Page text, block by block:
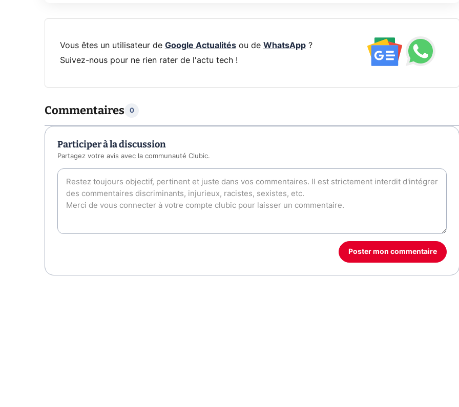
Vous êtes un utilisateur de Google Actualitésou de WhatsApp?
Suivez-nous pour ne rien rater de l'actu tech !
Commentaires 0
Participer à la discussion
Partagez votre avis avec la communauté Clubic.
Poster mon commentaire